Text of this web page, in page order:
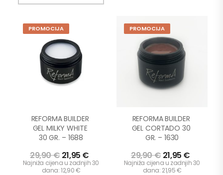
PROMOCIJA
REFORMA BUILDER
GEL MILKY WHITE
30 GR. – 1688
29,90€ 21,95 €
Najniža cijena u zadnjih 30
dana:12,90€
PROMOCIJA
REFORMA BUILDER
GEL CORTADO 30
GR. – 1630
29,90€ 21,95 €
Najniža cijena u zadnjih 30
dana: 21,95€